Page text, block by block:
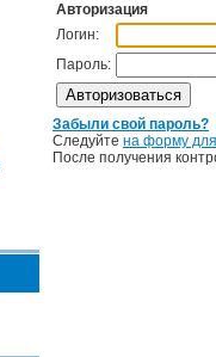
Авторизация
Логин:
Пароль:
Забыли свой пароль?
Следуйте на форму
После получения